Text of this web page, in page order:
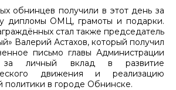
обнинцев получили в этот день за
дипломы ОМЦ, грамоты и подарки.
стал также председатель
Валерий Астахов, который получил
письмо главы Администрации
за личный вклад в развитие
движения и реализацию
в городе Обнинске.